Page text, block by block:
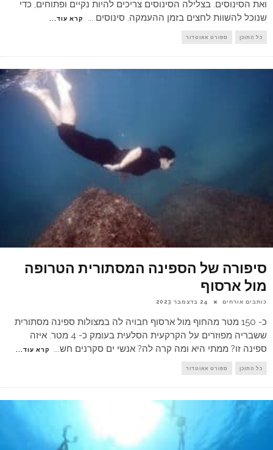
ואת הסינוסים. בצלילה הסינוסים צריכים להיות נקיים ופתוחים, כדי
שנוכל להשוות לחצים בזמן ההעמקה. סינוסים ... קרא עוד...
כל התוכן ספורט אאוטדור
סיפורה של הספינה המסתורית הטרופה
מול ארסוף
כותבים אורחים 24 בדצמבר 2023
כ- 150 מטר מהחוף מול ארסוף חבויה לה במצולות ספינה מסתורית
ששבריה מפוזרים על הקרקעית הסלעית בעומק כ- 4 מטר. איזה
ספינה זו? ממתי היא ומה קרה לה? אנשי ים סקרנים חש... קרא עוד...
כל התוכן ספורט אאוטדור